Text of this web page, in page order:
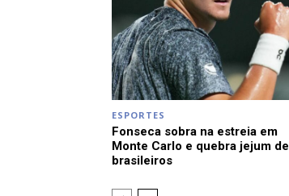
ESPORTES
Fonseca sobra na estreia em
Monte Carlo e quebra jejum de
brasileiros